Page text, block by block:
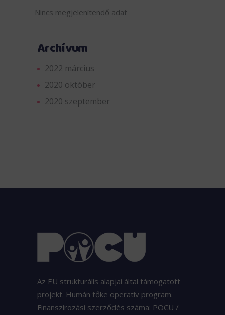
Nincs megjelenítendő adat
Archívum
2022 március
2020 október
2020 szeptember
Az EU strukturális alapjai által támogatott
projekt. Humán tőke operatív program.
Finanszírozási szerződés száma: POCU /